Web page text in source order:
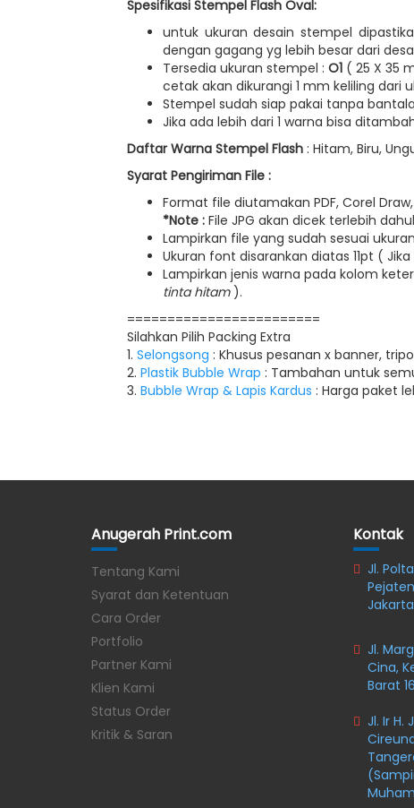
Spesifikasi Stempel Flash Oval:
untuk ukuran desain stempel
dengan gagang yg lebih besar dari
Tersedia ukuran stempel :O1 ( 25 X 35
cetak akan dikurangi 1 mm keliling
Stempel sudah siap pakai tanpa
Jika ada lebih dari 1 warna bisa
Daftar Warna Stempel Flash : Hitam, Biru,
Syarat Pengiriman File :
Format file diutamakan PDF, Corel
*Note : File JPG akan dicek terlebih
Lampirkan file yang sudah sesuai
Ukuran font disarankan diatas 11pt (
Lampirkan jenis warna pada kolom
tinta hitam).
========================
Silahkan Pilih Packing Extra
1. Selongsong : Khusus pesanan x banner,
2. Plastik Bubble Wrap : Tambahan untuk
3. Bubble Wrap & Lapis Kardus : Harga paket
Anugerah Print.com
Tentang Kami
Syarat dan Ketentuan
Cara Order
Portfolio
Partner Kami
Klien Kami
Status Order
Kritik & Saran
Kontak
Jl.
Jl.
Cina,
Barat
Jl. Ir H.